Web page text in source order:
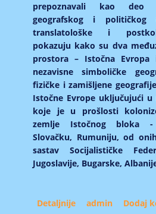
prepoznavali kao deo
geografskog i političkog
translatološke i
pokazuju kako su dva
prostora – Istočna Evropa
nezavisne simboličke
fizičke i zamišljene
Istočne Evrope uključujući
koje je u prošlosti
zemlje Istočnog bloka -
Slovačku, Rumuniju, od
sastav Socijalističke
Jugoslavije, Bugarske,
Detaljnije about Balkan i
admin Dodaj